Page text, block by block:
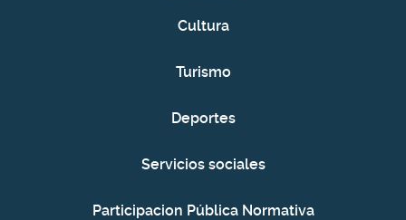
Cultura
Turismo
Deportes
Servicios sociales
Participacion Pública Normativa